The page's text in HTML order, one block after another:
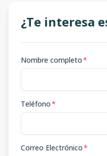
¿Te interesa
Nombre completo*
Teléfono*
Correo Electrónico*